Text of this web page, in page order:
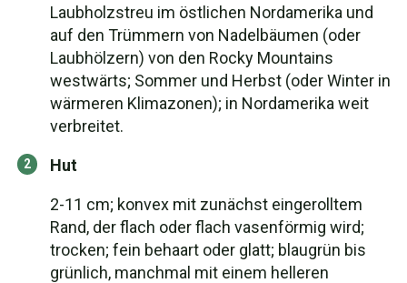
Laubholzstreu im östlichen Nordamerika und
auf den Trümmern von Nadelbäumen (oder
Laubhölzern) von den Rocky Mountains
westwärts; Sommer und Herbst (oder Winter in
wärmeren Klimazonen); in Nordamerika weit
verbreitet.
Hut
2-11 cm; konvex mit zunächst eingerolltem
Rand, der flach oder flach vasenförmig wird;
trocken; fein behaart oder glatt; blaugrün bis
grünlich, manchmal mit einem helleren